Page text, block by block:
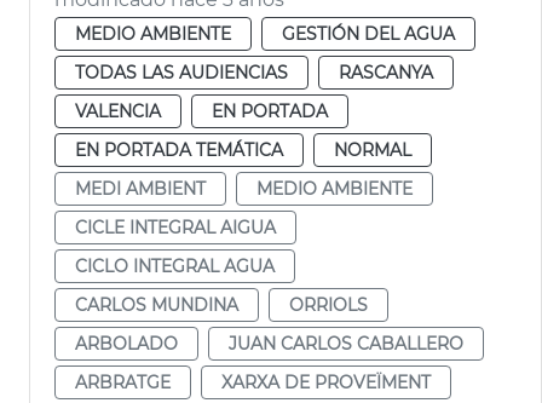
MEDIO AMBIENTE
GESTIÓN DEL AGUA
TODAS LAS AUDIENCIAS
RASCANYA
VALENCIA
EN PORTADA
EN PORTADA TEMÁTICA
NORMAL
MEDI AMBIENT
MEDIO AMBIENTE
CICLE INTEGRAL AIGUA
CICLO INTEGRAL AGUA
CARLOS MUNDINA
ORRIOLS
ARBOLADO
JUAN CARLOS CABALLERO
ARBRATGE
XARXA DE PROVEÏMENT